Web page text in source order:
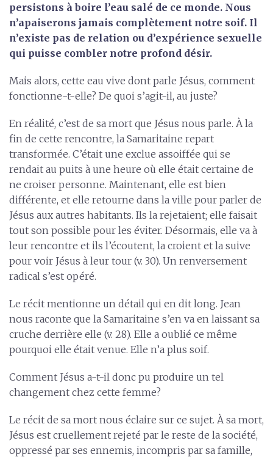
persistons à boire l’eau salé de ce monde. Nous
n’apaiserons jamais complètement notre soif. Il
n’existe pas de relation ou d’expérience sexuelle
qui puisse combler notre profond désir.
Mais alors, cette eau vive dont parle Jésus, comment
fonctionne-t-elle? De quoi s’agit-il, au juste?
En réalité, c’est de sa mort que Jésus nous parle. À la
fin de cette rencontre, la Samaritaine repart
transformée. C’était une exclue assoiffée qui se
rendait au puits à une heure où elle était certaine de
ne croiser personne. Maintenant, elle est bien
différente, et elle retourne dans la ville pour parler de
Jésus aux autres habitants. Ils la rejetaient; elle faisait
tout son possible pour les éviter. Désormais, elle va à
leur rencontre et ils l’écoutent, la croient et la suive
pour voir Jésus à leur tour (v. 30). Un renversement
radical s’est opéré.
Le récit mentionne un détail qui en dit long. Jean
nous raconte que la Samaritaine s’en va en laissant sa
cruche derrière elle (v. 28). Elle a oublié ce même
pourquoi elle était venue. Elle n’a plus soif.
Comment Jésus a-t-il donc pu produire un tel
changement chez cette femme?
Le récit de sa mort nous éclaire sur ce sujet. À sa mort,
Jésus est cruellement rejeté par le reste de la société,
oppressé par ses ennemis, incompris par sa famille,